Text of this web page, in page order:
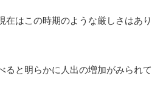
在はこの時期のような厳しさはあり
ると明らかに人出の増加がみられて